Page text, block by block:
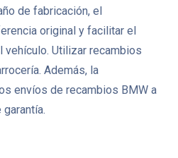
de fabricación, el
original y facilitar el
vehículo. Utilizar recambios
Además, la
envíos de recambios BMW a